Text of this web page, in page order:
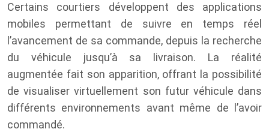
Certains courtiers développent des applications
mobiles permettant de suivre en temps réel
l’avancement de sa commande, depuis la recherche
du véhicule jusqu’à sa livraison. La réalité
augmentée fait son apparition, offrant la possibilité
de visualiser virtuellement son futur véhicule dans
différents environnements avant même de l’avoir
commandé.